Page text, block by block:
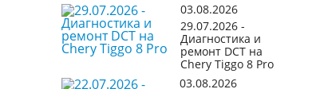
03.08.2026
29.07.2026 -
Диагностика и
ремонт DCT на
Chery Tiggo 8 Pro
03.08.2026